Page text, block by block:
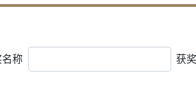
称 获